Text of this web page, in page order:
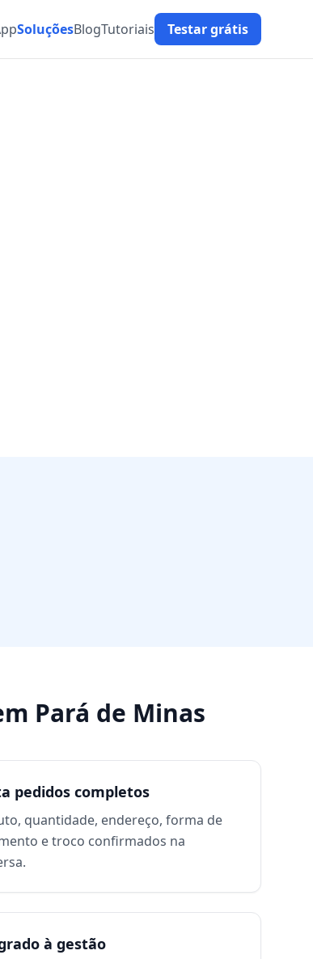
SoluçõesBlogTutoriais Testar grátis
Pará de Minas
pedidos completos
quantidade, endereço, forma de
e troco confirmados na
à gestão